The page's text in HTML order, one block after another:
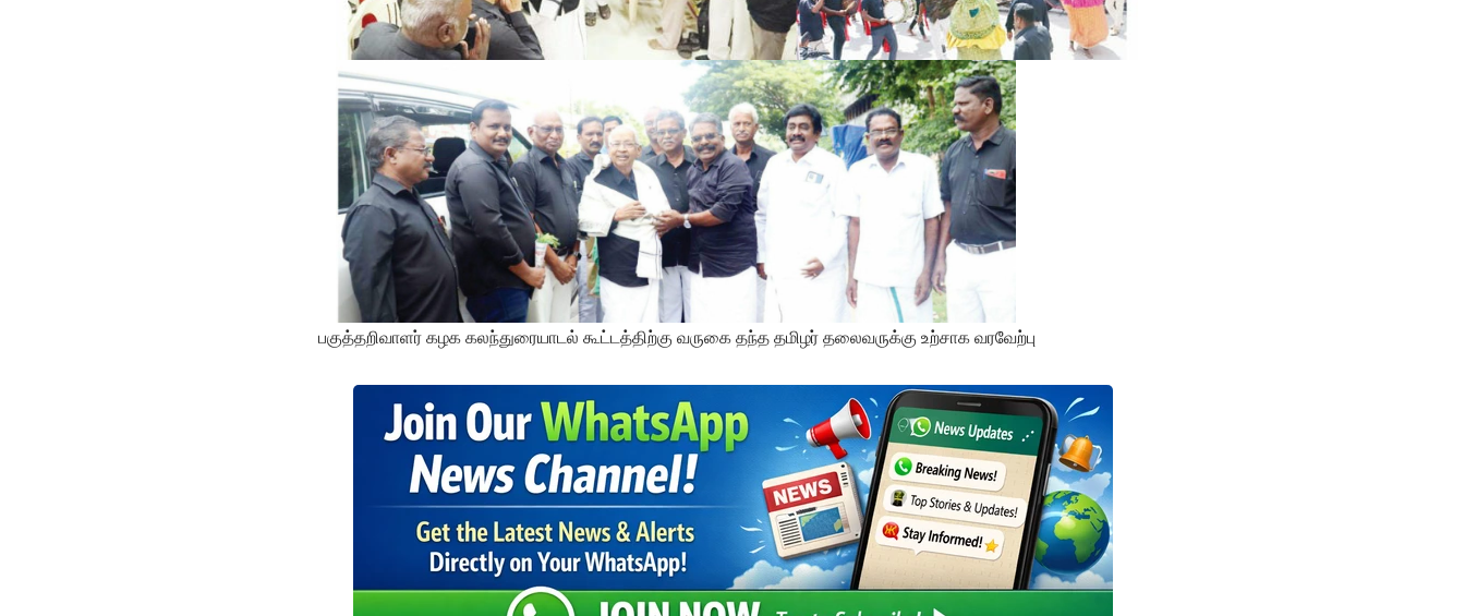
பகுத்தறிவாளர் கழக கலந்துரையாடல் கூட்டத்திற்கு வருகை தந்த தமிழர் தலைவருக்கு உற்சாக வரவேற்பு